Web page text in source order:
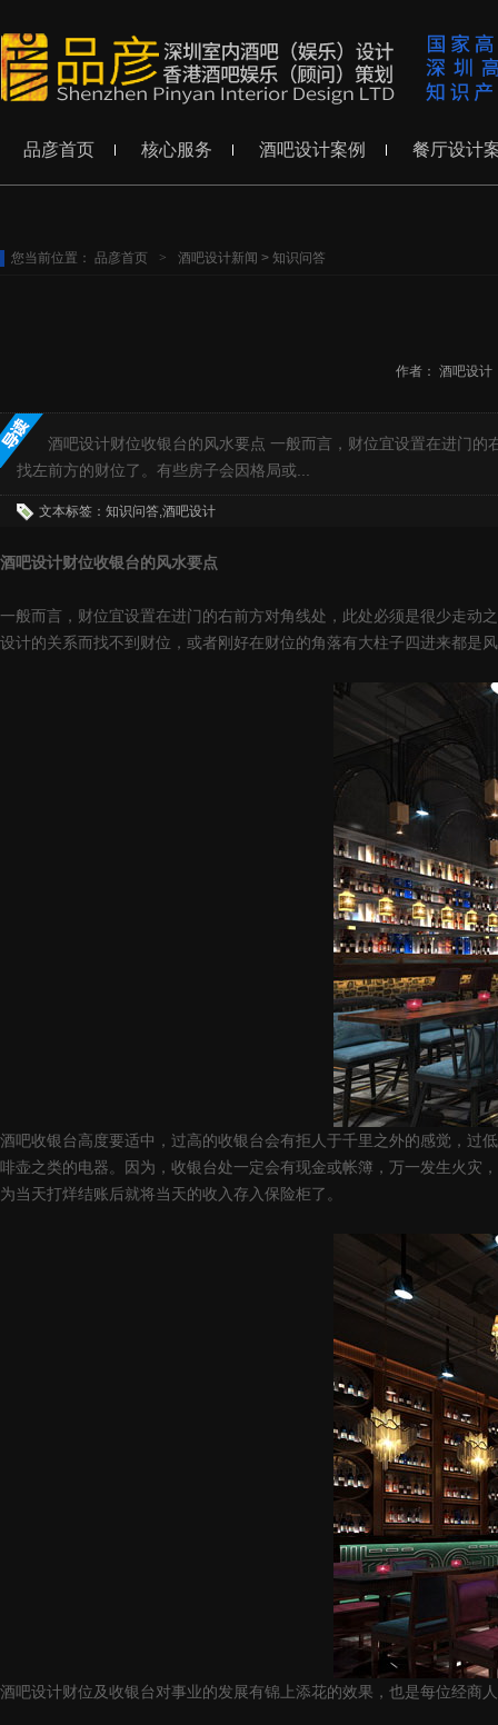
品彦首页 核心服务 酒吧设计案例 餐厅设计
您当前位置： 品彦首页 > 酒吧设计新闻 > 知识问答
作者： 酒吧设计
酒吧设计财位收银台的风水要点 一般而言，财位宜设置在进门
找左前方的财位了。有些房子会因格局或...
文本标签：知识问答,酒吧设计
酒吧设计财位收银台的风水要点
一般而言，财位宜设置在进门的右前方对角线处，此处必须是很少走动
设计的关系而找不到财位，或者刚好在财位的角落有大柱子四进来都是
酒吧收银台高度要适中，过高的收银台会有拒人于千里之外的感觉，
啡壶之类的电器。因为，收银台处一定会有现金或帐簿，万一发生火灾
为当天打烊结账后就将当天的收入存入保险柜了。
酒吧设计财位及收银台对事业的发展有锦上添花的效果，也是每位经商